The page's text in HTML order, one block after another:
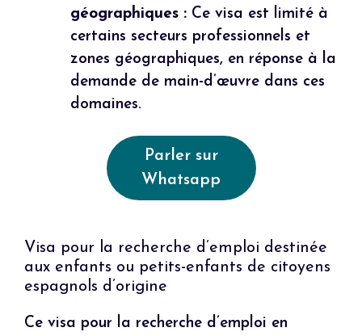
géographiques : Ce visa est limité à
certains secteurs professionnels et
zones géographiques, en réponse à la
demande de main-d’œuvre dans ces
domaines.
Parler sur
Whatsapp
Visa pour la recherche d’emploi destinée
aux enfants ou petits-enfants de citoyens
espagnols d’origine
Ce visa pour la recherche d’emploi en